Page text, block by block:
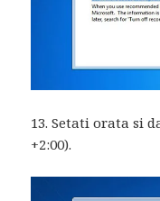
13. Setati orata si
+2:00).